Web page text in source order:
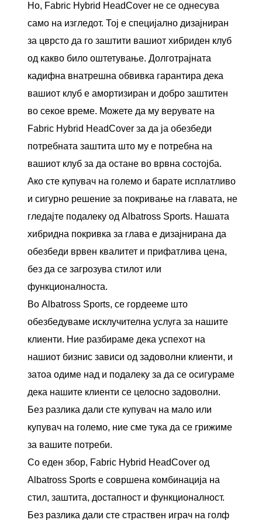
Но, Fabric Hybrid HeadCover не се однесува
само на изгледот. Тој е специјално дизајниран
за цврсто да го заштити вашиот хибриден клуб
од какво било оштетување. Долготрајната
кадифна внатрешна обвивка гарантира дека
вашиот клуб е амортизиран и добро заштитен
во секое време. Можете да му верувате на
Fabric Hybrid HeadCover за да ја обезбеди
потребната заштита што му е потребна на
вашиот клуб за да остане во врвна состојба.
Ако сте купувач на големо и барате исплатливо
и сигурно решение за покривање на главата, не
гледајте подалеку од Albatross Sports. Нашата
хибридна покривка за глава е дизајнирана да
обезбеди врвен квалитет и прифатлива цена,
без да се загрозува стилот или
функционалноста.
Во Albatross Sports, се гордееме што
обезбедуваме исклучителна услуга за нашите
клиенти. Ние разбираме дека успехот на
нашиот бизнис зависи од задоволни клиенти, и
затоа одиме над и подалеку за да се осигураме
дека нашите клиенти се целосно задоволни.
Без разлика дали сте купувач на мало или
купувач на големо, ние сме тука да се грижиме
за вашите потреби.
Со еден збор, Fabric Hybrid HeadCover од
Albatross Sports е совршена комбинација на
стил, заштита, достапност и функционалност.
Без разлика дали сте страствен играч на голф